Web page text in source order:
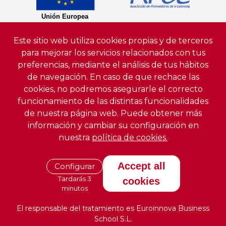
Este sitio web utiliza cookies propias y de terceros
para mejorar los servicios relacionados con tus
preferencias, mediante el análisis de tus hábitos
de navegación. En caso de que rechace las
cookies, no podremos asegurarle el correcto
funcionamiento de las distintas funcionalidades
de nuestra página web. Puede obtener más
información y cambiar su configuración en
nuestra política de cookies.
Configurar
Tardarás 3
minutos
Accept all
cookies
El responsable del tratamiento es Euroinnova Business
School S.L.